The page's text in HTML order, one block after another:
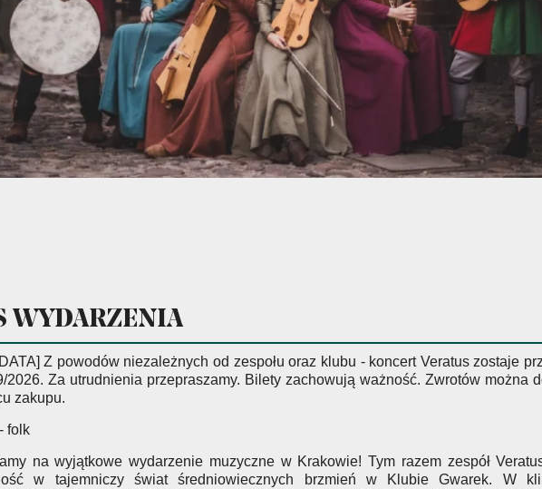
WYDARZENIA
Z powodów niezależnych od zespołu oraz klubu - koncert Veratus zostaje
2026. Za utrudnienia przepraszamy. Bilety zachowują ważność. Zwrotów można
zakupu.
folk
na wyjątkowe wydarzenie muzyczne w Krakowie! Tym razem zespół
w tajemniczy świat średniowiecznych brzmień w Klubie Gwarek. W